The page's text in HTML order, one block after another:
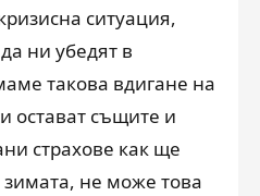
ситуация,
ни убедят в
такова вдигане на
остават същите и
страхове как ще
не може това